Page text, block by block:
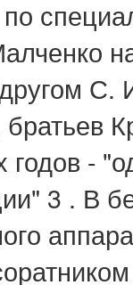
по
С.
братьев
годов -
3 . В